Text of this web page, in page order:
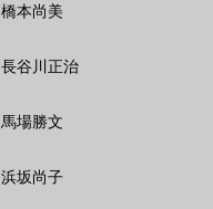
橋本尚美
長谷川正治
馬場勝文
浜坂尚子